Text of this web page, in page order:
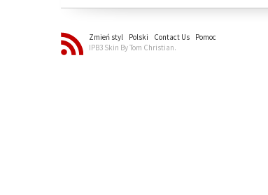
Zmień styl Polski Contact Us
Pomoc
IPB3 Skin By Tom Christian.